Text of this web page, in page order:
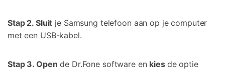
Stap 2. Sluit je Samsung telefoon aan op je computer
met een USB-kabel.
Stap 3. Open de Dr.Fone software en kies de optie